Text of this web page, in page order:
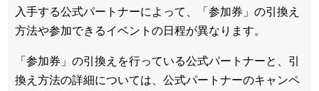
入手する公式パートナーによって、「参加券」の引換え
方法や参加できるイベントの日程が異なります。
「参加券」の引換えを行っている公式パートナーと、引
換え方法の詳細については、公式パートナーのキャンペ